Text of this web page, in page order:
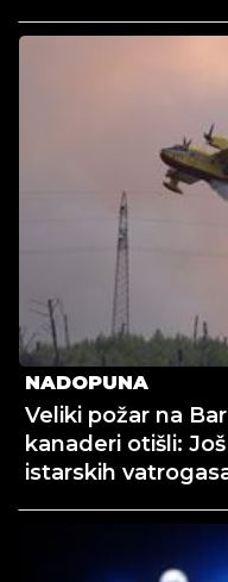
NADOPUNA
Veliki požar na
kanaderi otišli:
istarskih